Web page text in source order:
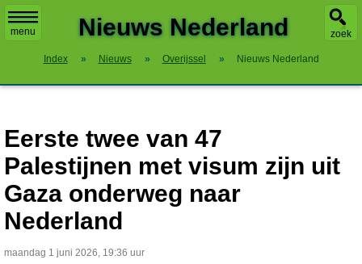
menu zoek
Nieuws Nederland
Index » Nieuws » Overijssel » Nieuws Nederland
Eerste twee van 47
Palestijnen met visum zijn uit
Gaza onderweg naar
Nederland
maandag 1 juni 2026, 19:36 uur